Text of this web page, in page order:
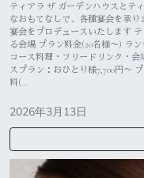
ティアラ ザ ガーデンハウスとテ
なおもてなしで、各種宴会を承
宴会をプロデュースいたします
る会場 プラン料金(20名様〜) ラ
コース料理・フリードリンク・
スプラン：おひとり様7,700円〜
料(…
2026年3月13日